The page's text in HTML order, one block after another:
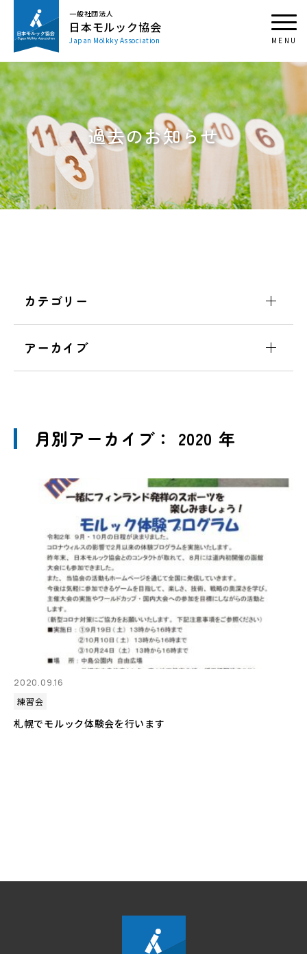
一般社団法人
日本モルック協会
Japan Mölkky Association
過去のお知らせ
月別アーカイブ： 2020 年
2020.09.16
練習会
札幌でモルック体験会を行います
カテゴリー
アーカイブ